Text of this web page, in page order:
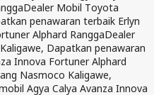
Dealer Mobil Toyota
penawaran terbaik Erlyn
Alphard RanggaDealer
Dapatkan penawaran
Innova Fortuner Alphard
Nasmoco Kaligawe,
Agya Calya Avanza Innova